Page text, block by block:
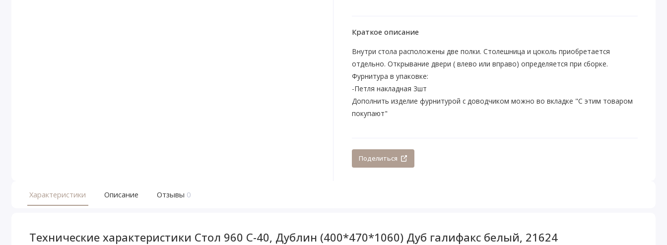
Краткое описание
Внутри стола расположены две полки. Столешница и цоколь приобретается
отдельно. Открывание двери ( влево или вправо) определяется при сборке.
Фурнитура в упаковке:
-Петля накладная 3шт
Дополнить изделие фурнитурой с доводчиком можно во вкладке "С этим товаром
покупают"
Поделиться
Характеристики Описание Отзывы 0
Технические характеристики Стол 960 С-40, Дублин (400*470*1060) Дуб галифакс белый, 21624